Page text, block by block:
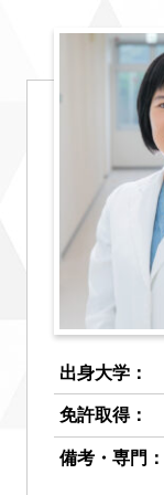
出身大学：
免許取得：
備考・専門：